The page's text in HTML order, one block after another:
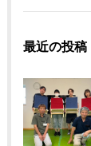
最近の投稿